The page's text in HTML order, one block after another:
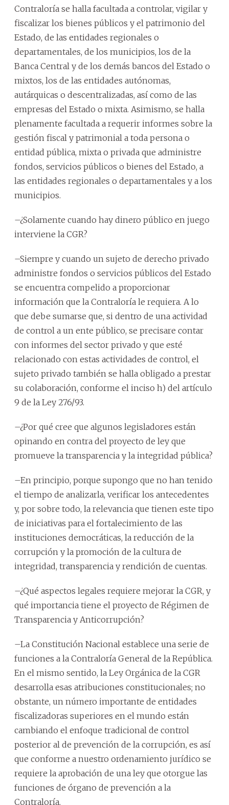
Contraloría se halla facultada a controlar, vigilar y
fiscalizar los bienes públicos y el patrimonio del
Estado, de las entidades regionales o
departamentales, de los municipios, los de la
Banca Central y de los demás bancos del Estado o
mixtos, los de las entidades autónomas,
autárquicas o descentralizadas, así como de las
empresas del Estado o mixta. Asimismo, se halla
plenamente facultada a requerir informes sobre la
gestión fiscal y patrimonial a toda persona o
entidad pública, mixta o privada que administre
fondos, servicios públicos o bienes del Estado, a
las entidades regionales o departamentales y a los
municipios.
–¿Solamente cuando hay dinero público en juego
interviene la CGR?
–Siempre y cuando un sujeto de derecho privado
administre fondos o servicios públicos del Estado
se encuentra compelido a proporcionar
información que la Contraloría le requiera. A lo
que debe sumarse que, si dentro de una actividad
de control a un ente público, se precisare contar
con informes del sector privado y que esté
relacionado con estas actividades de control, el
sujeto privado también se halla obligado a prestar
su colaboración, conforme el inciso h) del artículo
9 de la Ley 276/93.
–¿Por qué cree que algunos legisladores están
opinando en contra del proyecto de ley que
promueve la transparencia y la integridad pública?
–En principio, porque supongo que no han tenido
el tiempo de analizarla, verificar los antecedentes
y, por sobre todo, la relevancia que tienen este tipo
de iniciativas para el fortalecimiento de las
instituciones democráticas, la reducción de la
corrupción y la promoción de la cultura de
integridad, transparencia y rendición de cuentas.
–¿Qué aspectos legales requiere mejorar la CGR, y
qué importancia tiene el proyecto de Régimen de
Transparencia y Anticorrupción?
–La Constitución Nacional establece una serie de
funciones a la Contraloría General de la República.
En el mismo sentido, la Ley Orgánica de la CGR
desarrolla esas atribuciones constitucionales; no
obstante, un número importante de entidades
fiscalizadoras superiores en el mundo están
cambiando el enfoque tradicional de control
posterior al de prevención de la corrupción, es así
que conforme a nuestro ordenamiento jurídico se
requiere la aprobación de una ley que otorgue las
funciones de órgano de prevención a la
Contraloría.